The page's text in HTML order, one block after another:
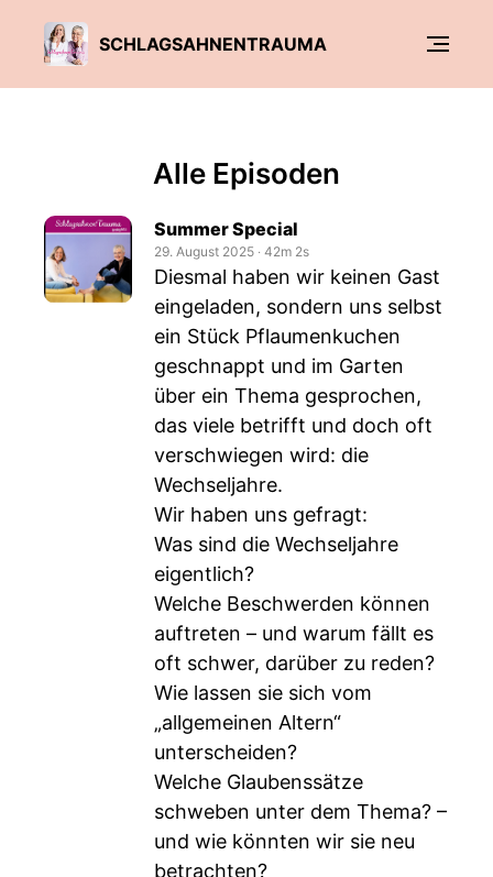
SCHLAGSAHNENTRAUMA
Alle Episoden
Summer Special
29. August 2025 ‧ 42m 2s
Diesmal haben wir keinen Gast
eingeladen, sondern uns selbst
ein Stück Pflaumenkuchen
geschnappt und im Garten
über ein Thema gesprochen,
das viele betrifft und doch oft
verschwiegen wird: die
Wechseljahre.
Wir haben uns gefragt:
Was sind die Wechseljahre
eigentlich?
Welche Beschwerden können
auftreten – und warum fällt es
oft schwer, darüber zu reden?
Wie lassen sie sich vom
„allgemeinen Altern“
unterscheiden?
Welche Glaubenssätze
schweben unter dem Thema? –
und wie könnten wir sie neu
betrachten?